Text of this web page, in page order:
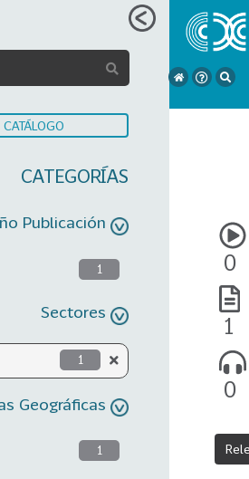
CATEGORÍAS
Publicación
1
Sectores
1
Geográficas
1
0
1
0